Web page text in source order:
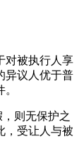
对被执行人享
异议人优于普
则无保护之
，受让人与被